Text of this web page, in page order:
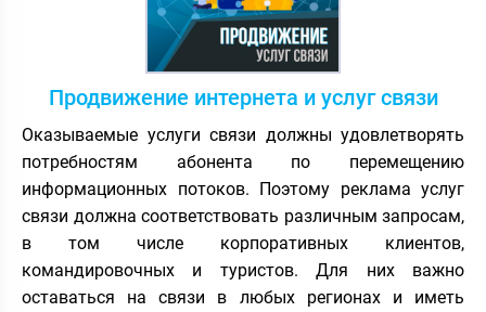
Продвижение интернета и услуг связи
Оказываемые услуги связи должны удовлетворять
потребностям абонента по перемещению
информационных потоков. Поэтому реклама услуг
связи должна соответствовать различным запросам,
в том числе корпоративных клиентов,
командировочных и туристов. Для них важно
оставаться на связи в любых регионах и иметь